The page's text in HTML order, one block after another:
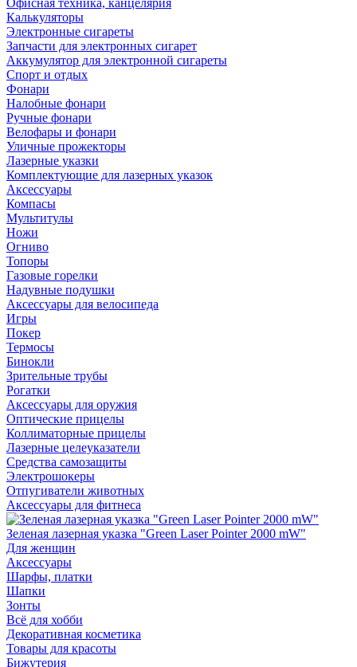
Офисная техника, канцелярия
Калькуляторы
Электронные сигареты
Запчасти для электронных сигарет
Аккумулятор для электронной сигареты
Спорт и отдых
Фонари
Налобные фонари
Ручные фонари
Велофары и фонари
Уличные прожекторы
Лазерные указки
Комплектующие для лазерных указок
Аксессуары
Компасы
Мультитулы
Ножи
Огниво
Топоры
Газовые горелки
Надувные подушки
Аксессуары для велосипеда
Игры
Покер
Термосы
Бинокли
Зрительные трубы
Рогатки
Аксессуары для оружия
Оптические прицелы
Коллиматорные прицелы
Лазерные целеуказатели
Средства самозащиты
Электрошокеры
Отпугиватели животных
Аксессуары для фитнеса
Зеленая лазерная указка "Green Laser Pointer 2000 mW"
Для женщин
Аксессуары
Шарфы, платки
Шапки
Зонты
Всё для хобби
Декоративная косметика
Товары для красоты
Бижутерия